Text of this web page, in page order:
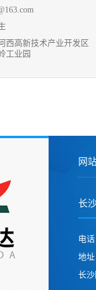
西高新技术产业开发区
工业园
网
长
电话
地
长